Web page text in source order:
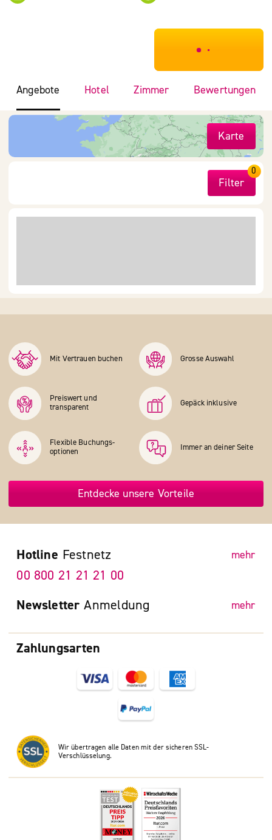
***************
Angebote Hotel Zimmer Bewertungen
Karte
Filter
0
Mit Vertrauen buchen Grosse Auswahl
Preiswert und
transparent
Gepäck inklusive
Flexible Buchungs­
optionen
Immer an deiner Seite
Entdecke unsere Vorteile
Zahlungsarten
Wir übertragen alle Daten mit der sicheren SSL-
Verschlüsselung.
Hotline Festnetz mehr
00 800 21 21 21 00
Newsletter Anmeldung mehr